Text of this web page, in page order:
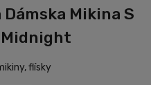
Mikina S
Midnight
flísky